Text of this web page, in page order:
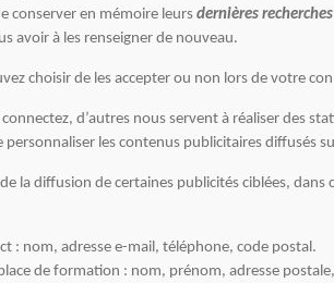
conserver en mémoire leurs dernières recherches
avoir à les renseigner de nouveau.
choisir de les accepter ou non lors de votre
d’autres nous servent à réaliser des
les contenus publicitaires diffusés
la diffusion de certaines publicités ciblées, dans
: nom, adresse e-mail, téléphone, code postal.
de formation : nom, prénom, adresse